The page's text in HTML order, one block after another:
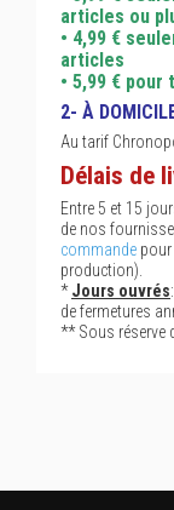
articles ou
• 4,99 €
articles
• 5,99 €
2- À
Au tarif
Délais de
Entre 5 et 15
de nos
commande
production).
*Jours ouvrés
de fermetures
** Sous réserve